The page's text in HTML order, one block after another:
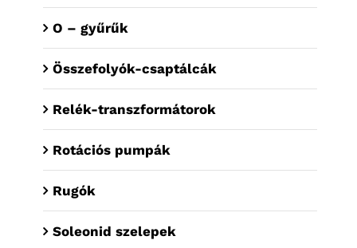
O – gyűrűk
Összefolyók-csaptálcák
Relék-transzformátorok
Rotációs pumpák
Rugók
Soleonid szelepek